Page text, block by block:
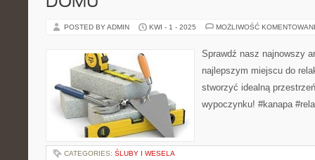
POSTED BY ADMIN KWI - 1 - 2025 MOŻLIWOŚĆ
Sprawdź nasz najnowszy
najlepszym miejscu do
stworzyć idealną
wypoczynku! #kanapa
CATEGORIES: ŚLUBY I WESELA